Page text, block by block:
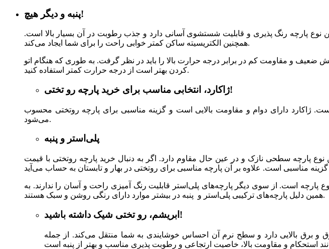
پنبه و دیگر هیچ!
نوع پارچه رنگ پذیری و قابلیت شستشوی آسانی دارد و جذب رطوبت در آن بسیار بالا است.
همچنین الکتریسیته ساکن کمتر خوابی راحت را برای شما ایجاد می‌کند.
و مقاومت کم در برابر درجه حرارت بالا را باید در نظر گرفت. به طوری که هنگام اتو
کردن بهتر است از درجه حرارت کمتر استفاده کنید.
ژاکارد، انتخابی مناسب برای خرید پارچه رو تختی!
ژاکارد دارای دوام و مقاومت بالایی است و گزینه مناسبی برای پارچه روتختی محسوب
می‌شود.
پلی‌استر و پنبه
پارچه سطحی نازک و در عین حال مقاوم دارد. اگر به دنبال خرید پارچه روتختی با قیمت
پارچه است. از سوی دیگر پارچه‌های پلی‌استر قابلیت رنگ آمیزی راحت و آسان را ندارند. به
همین دلیل پارچه‌های ترکیبی پلی‌استر و پنبه در بیشتر موارد دارای رنگی روشن و سبک هستند.
ابریشم، رو تختی شیک داشته باشید!
و برق بالایی دارد و سطح نرم آن احساس خوشایندی به شما منتقل می‌کند. از جمله